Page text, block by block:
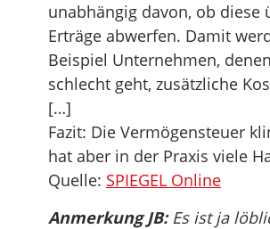
unabhängig davon, ob diese
Erträge abwerfen. Damit
Beispiel Unternehmen,
schlecht geht, zusätzliche
[…]
Fazit: Die Vermögensteuer
hat aber in der Praxis viele
Quelle: SPIEGEL Online
Anmerkung JB:Es ist ja